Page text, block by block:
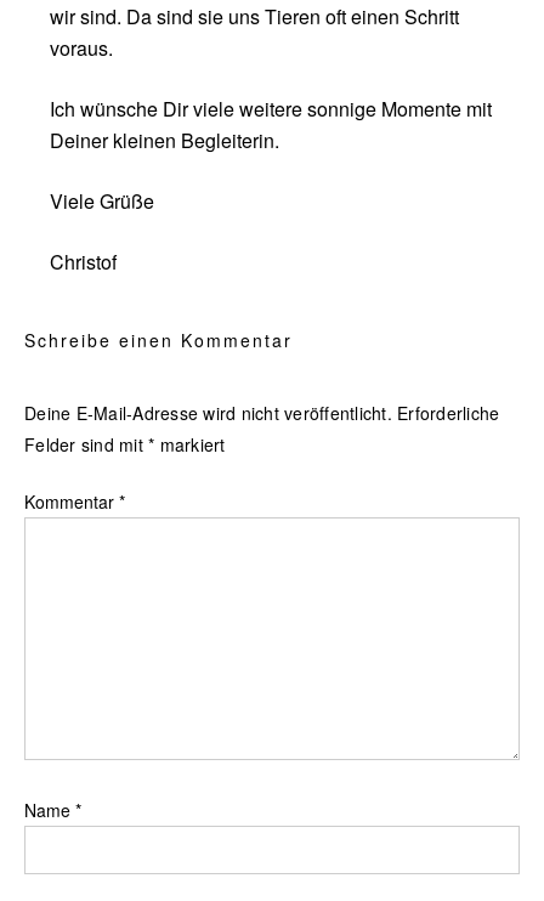
wir sind. Da sind sie uns Tieren oft einen Schritt
voraus.
Ich wünsche Dir viele weitere sonnige Momente mit
Deiner kleinen Begleiterin.
Viele Grüße
Christof
Schreibe einen Kommentar
Deine E-Mail-Adresse wird nicht veröffentlicht. Erforderliche
Felder sind mit * markiert
Kommentar *
Name *